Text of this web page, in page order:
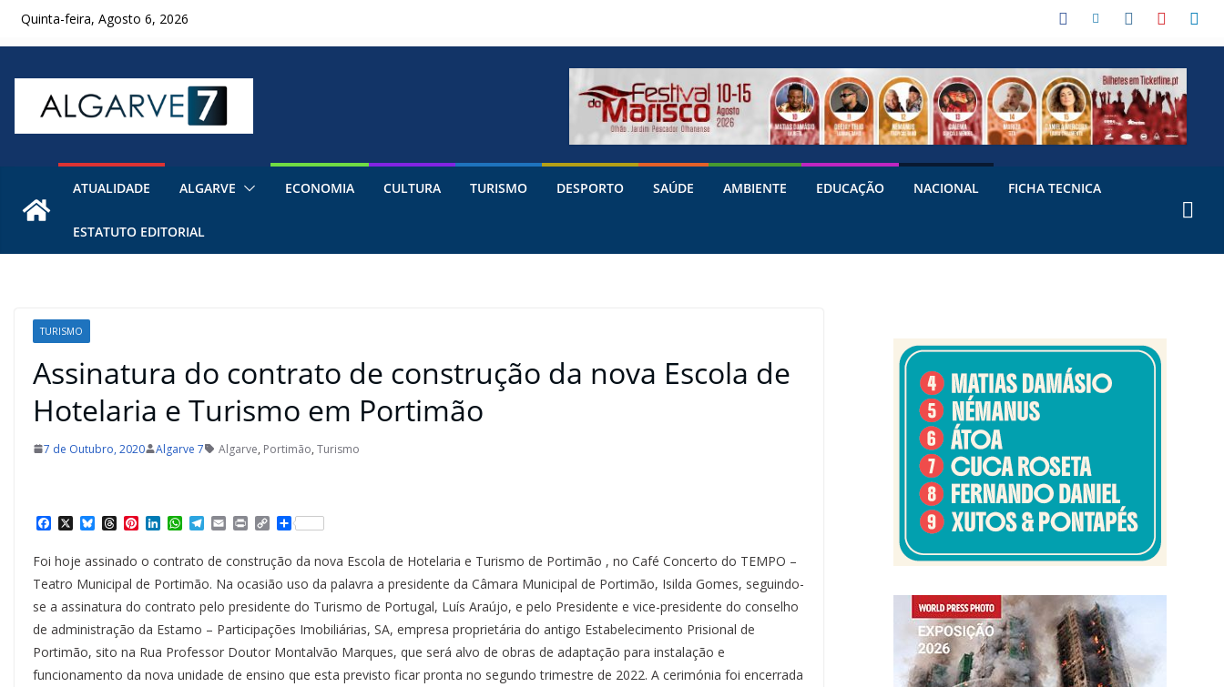
SkipQuinta-feira, Agosto 6, 2026
ATUALIDADE ALGARVE ECONOMIA CULTURA TURISMO DESPORTO SAÚDE AMBIENTE EDUCAÇÃO NACIONAL FICHA TECNICA
ESTATUTO EDITORIAL
TURISMO
Assinatura do contrato de construção da nova Escola de
Hotelaria e Turismo em Portimão
7 de Outubro, 2020 Algarve 7 Algarve, Portimão, Turismo
a
c
e
b
o
o
k
X B
e
s
k
y
T
h
e
a
d
s
P
t
e
r
e
s
t
L
k
e
d
I
n
W
h
t
s
A
p
p
T
e
e
g
r
a
E
m
i
l
P
n
t
C
o
p
y
L
i
n
k
S
h
r
e
Foi hoje assinado o contrato de construção da nova Escola de Hotelaria e Turismo de Portimão , no Café Concerto do TEMPO –
Teatro Municipal de Portimão. Na ocasião uso da palavra a presidente da Câmara Municipal de Portimão, Isilda Gomes, seguindo-
se a assinatura do contrato pelo presidente do Turismo de Portugal, Luís Araújo, e pelo Presidente e vice-presidente do conselho
de administração da Estamo – Participações Imobiliárias, SA, empresa proprietária do antigo Estabelecimento Prisional de
Portimão, sito na Rua Professor Doutor Montalvão Marques, que será alvo de obras de adaptação para instalação e
funcionamento da nova unidade de ensino que esta previsto ficar pronta no segundo trimestre de 2022. A cerimónia foi encerrada